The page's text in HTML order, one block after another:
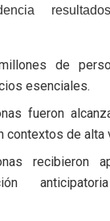
de
esenciales.
fueron
contextos de alta
recibieron